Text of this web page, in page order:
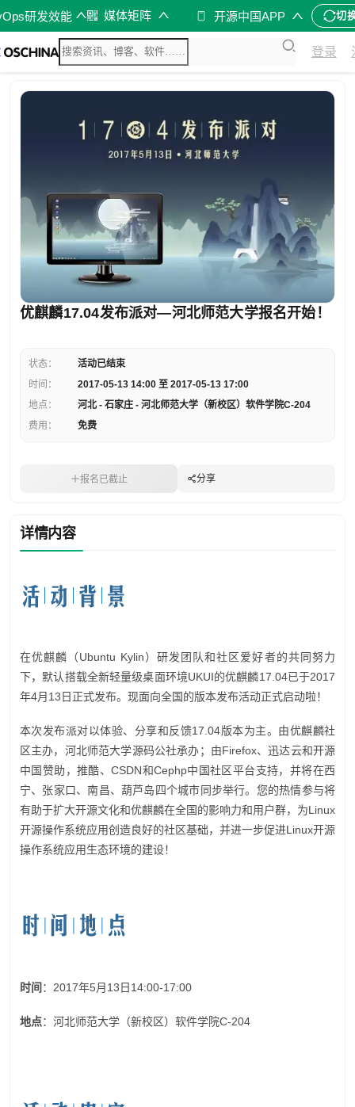
研发效能 媒体矩阵 开源中国APP 切
登录
优麒麟17.04发布派对—河北师范大学报名开始！
状态：
活动已结束
时间：
2017-05-13 14:00 至 2017-05-13 17:00
地点：
河北 - 石家庄 - 河北师范大学（新校区）软件学院C-204
费用：
免费
报名已截止 分享
详情内容
在优麒麟（Ubuntu Kylin）研发团队和社区爱好者的共同努力
下，默认搭载全新轻量级桌面环境UKUI的优麒麟17.04已于2017
年4月13日正式发布。现面向全国的版本发布活动正式启动啦！
本次发布派对以体验、分享和反馈17.04版本为主。由优麒麟社
区主办，河北师范大学源码公社承办；由Firefox、迅达云和开源
中国赞助，推酷、CSDN和Cephp中国社区平台支持，并将在西
宁、张家口、南昌、葫芦岛四个城市同步举行。您的热情参与将
有助于扩大开源文化和优麒麟在全国的影响力和用户群，为Linux
开源操作系统应用创造良好的社区基础，并进一步促进Linux开源
操作系统应用生态环境的建设！
时间 ：2017年5月13日14:00-17:00
地点：河北师范大学（新校区）软件学院C-204